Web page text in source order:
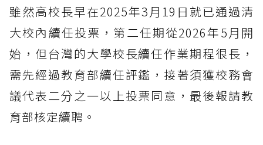
雖然高校長早在2025年3月19日就已通過清
大校內續任投票，第二任期從2026年5月開
始，但台灣的大學校長續任作業期程很長，
需先經過教育部續任評鑑，接著須獲校務會
議代表二分之一以上投票同意，最後報請教
育部核定續聘。